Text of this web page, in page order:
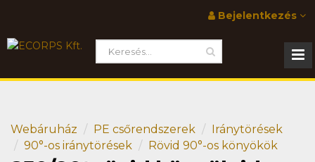
Bejelentkezés
Webáruház PE csőrendszerek
Iránytörések
90°-os iránytörések
Rövid 90°-os könyökök